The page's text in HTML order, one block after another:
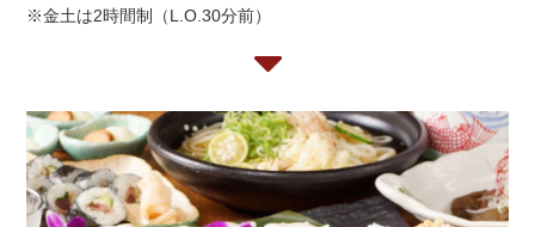
※金土は2時間制（L.O.30分前）